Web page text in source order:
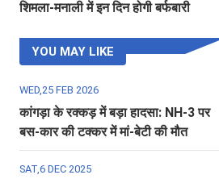
शिमला-मनाली में इन दिन होगी बर्फबारी
YOU MAY LIKE
WED,25 FEB 2026
कांगड़ा के रक्कड़ में बड़ा हादसा: NH-3 पर
बस-कार की टक्कर में मां-बेटी की मौत
SAT,6 DEC 2025